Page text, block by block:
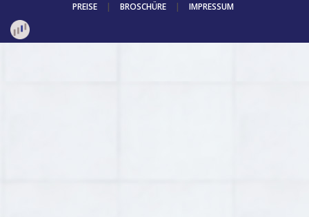
PREISE
| BROSCHÜRE | IMPRESSUM